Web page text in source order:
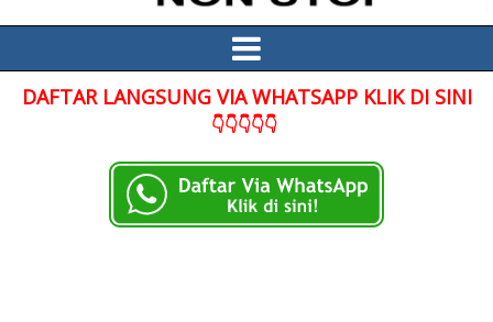
DAFTAR LANGSUNG VIA WHATSAPP KLIK DI SINI
👇👇👇👇👇